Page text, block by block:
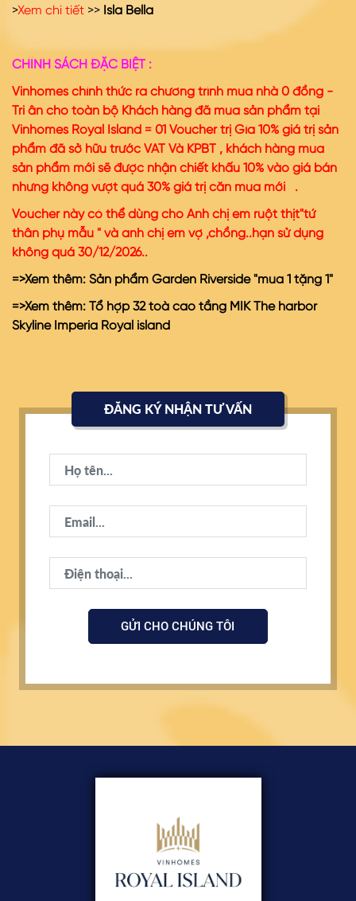
>Xem chi tiết >> Isla Bella
CHÍNH SÁCH ĐẶC BIỆT :
Vinhomes chính thức ra chương trình mua nhà 0 đồng -
Tri ân cho toàn bộ Khách hàng đã mua sản phẩm tại
Vinhomes Royal Island = 01 Voucher trị Gía 10% giá trị sản
phẩm đã sở hữu trước VAT Và KPBT , khách hàng mua
sản phẩm mới sẽ được nhận chiết khấu 10% vào giá bán
nhưng không vượt quá 30% giá trị căn mua mới .
Voucher này có thể dùng cho Anh chị em ruột thịt"tứ
thân phụ mẫu " và anh chị em vợ ,chồng..hạn sử dụng
không quá 30/12/2026..
=>Xem thêm: Sản phẩm Garden Riverside "mua 1 tặng 1"
=>Xem thêm: Tổ hợp 32 toà cao tầng MIK The harbor
Skyline Imperia Royal island
ĐĂNG KÝ NHẬN TƯ VẤN
GỬI CHO CHÚNG TÔI